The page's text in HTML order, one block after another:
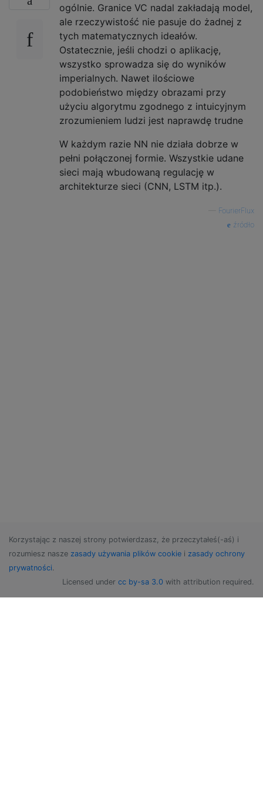
ogólnie. Granice VC nadal zakładają model,
ale rzeczywistość nie pasuje do żadnej z
tych matematycznych ideałów.
Ostatecznie, jeśli chodzi o aplikację,
wszystko sprowadza się do wyników
imperialnych. Nawet ilościowe
podobieństwo między obrazami przy
użyciu algorytmu zgodnego z intuicyjnym
zrozumieniem ludzi jest naprawdę trudne
W każdym razie NN nie działa dobrze w
pełni połączonej formie. Wszystkie udane
sieci mają wbudowaną regulację w
architekturze sieci (CNN, LSTM itp.).
FourierFlux
źródło
Korzystając z naszej strony potwierdzasz, że przeczytałeś(-aś) i
rozumiesz nasze zasady używania plików cookie i zasady ochrony
prywatności.
Licensed under cc by-sa 3.0 with attribution required.